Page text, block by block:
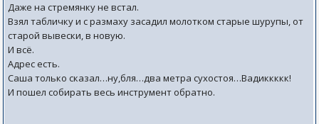
Даже на стремянку не встал.
Взял табличку и с размаху засадил молотком старые шурупы, от
старой вывески, в новую.
И всё.
Адрес есть.
Саша только сказал…ну,бля…два метра сухостоя…Вадиккккк!
И пошел собирать весь инструмент обратно.